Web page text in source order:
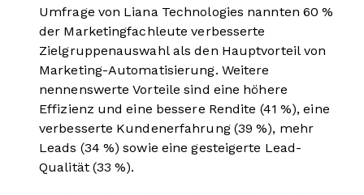
Umfrage von Liana Technologies nannten 60 %
der Marketingfachleute verbesserte
Zielgruppenauswahl als den Hauptvorteil von
Marketing-Automatisierung. Weitere
nennenswerte Vorteile sind eine höhere
Effizienz und eine bessere Rendite (41 %), eine
verbesserte Kundenerfahrung (39 %), mehr
Leads (34 %) sowie eine gesteigerte Lead-
Qualität (33 %).